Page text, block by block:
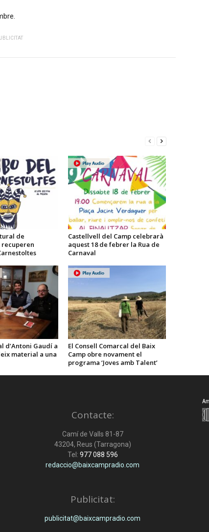
de
recuperen
Castellvell del Camp celebrarà
aquest 18 de febrer la Rua de
Carnaval
d’Antoni Gaudí a
material a una
El Consell Comarcal del Baix
Camp obre novament el
programa ‘Joves amb Talent’
Contacte:
Camí de Valls 81-87
43204, Reus (Tarragona)
Tel: 977 088 596
redaccio@baixcampradio.com
Publicitat:
publicitat@baixcampradio.com